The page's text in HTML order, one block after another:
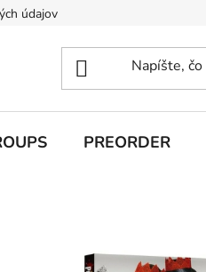
údajov
PREORDER